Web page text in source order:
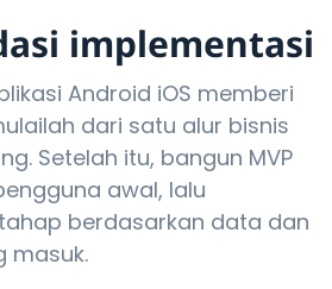
implementasi
Android iOS memberi
dari satu alur bisnis
Setelah itu, bangun MVP
awal, lalu
berdasarkan data dan
masuk.